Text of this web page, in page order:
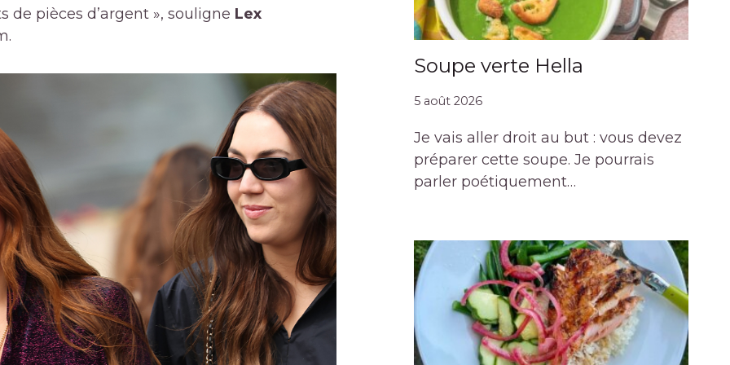
de pièces d’argent », souligne Lex
Soupe verte Hella
5 août 2026
Je vais aller droit au but : vous devez
préparer cette soupe. Je pourrais
parler poétiquement…